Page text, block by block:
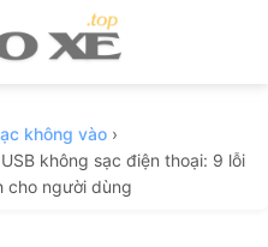
không vào ›
không sạc điện thoại: 9 lỗi
cho người dùng